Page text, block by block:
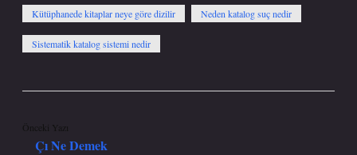
Kütüphanede kitaplar neye göre dizilir Neden katalog suç nedir
Sistematik katalog sistemi nedir
Önceki Yazı
Çı Ne Demek